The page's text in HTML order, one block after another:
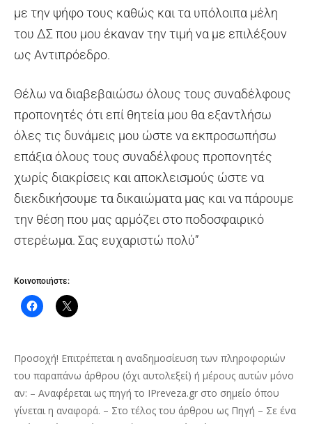
με την ψήφο τους καθώς και τα υπόλοιπα μέλη
του ΔΣ που μου έκαναν την τιμή να με επιλέξουν
ως Αντιπρόεδρο.
Θέλω να διαβεβαιώσω όλους τους συναδέλφους
προπονητές ότι επί θητεία μου θα εξαντλήσω
όλες τις δυνάμεις μου ώστε να εκπροσωπήσω
επάξια όλους τους συναδέλφους προπονητές
χωρίς διακρίσεις και αποκλεισμούς ώστε να
διεκδικήσουμε τα δικαιώματα μας και να πάρουμε
την θέση που μας αρμόζει στο ποδοσφαιρικό
στερέωμα. Σας ευχαριστώ πολύ”
Κοινοποιήστε:
Προσοχή! Επιτρέπεται η αναδημοσίευση των πληροφοριών
του παραπάνω άρθρου (όχι αυτολεξεί) ή μέρους αυτών μόνο
αν: – Αναφέρεται ως πηγή το IPreveza.gr στο σημείο όπου
γίνεται η αναφορά. – Στο τέλος του άρθρου ως Πηγή – Σε ένα